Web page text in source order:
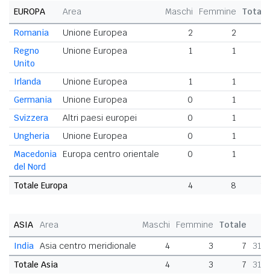
EUROPA Area Maschi Femmine
Totale
Romania
Unione Europea 2 2
Regno
Unito
Unione Europea 1 1
Irlanda Unione Europea 1 1
Germania
Unione Europea 0 1
Svizzera
Altri paesi europei 0 1
Ungheria
Unione Europea 0 1
Macedonia
del Nord
Europa centro orientale 0 1
Totale Europa 4 8
ASIA Area Maschi Femmine
Totale
India Asia centro meridionale 4 3 7
Totale Asia
4 3 7